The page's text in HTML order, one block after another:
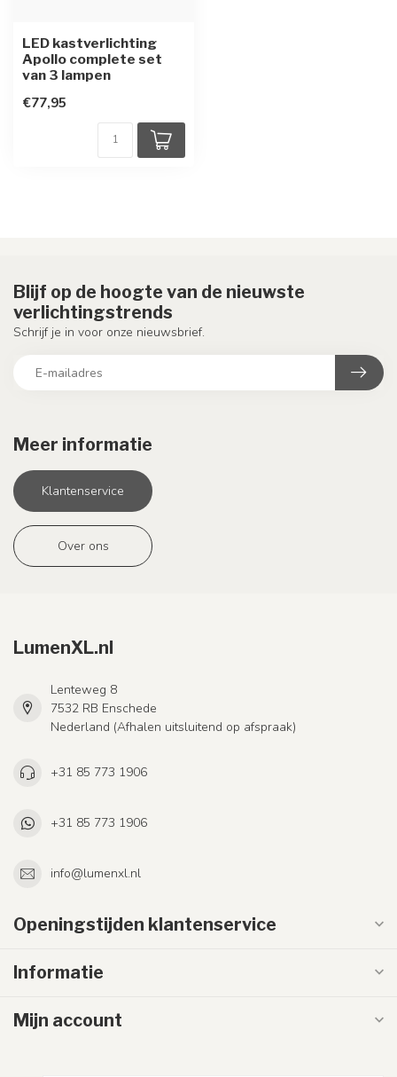
LED kastverlichting
Apollo complete set
van 3 lampen
€77,95
Meer informatie
Klantenservice
Over ons
Blijf op de hoogte van de nieuwste
verlichtingstrends
Schrijf je in voor onze nieuwsbrief.
LumenXL.nl
Lenteweg 8
7532 RB Enschede
Nederland (Afhalen uitsluitend op afspraak)
+31 85 773 1906
+31 85 773 1906
info@lumenxl.nl
Openingstijden klantenservice
Informatie
Mijn account